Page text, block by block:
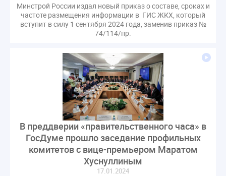
Минстрой России издал новый приказ о составе, сроках и
частоте размещения информации в ГИС ЖКХ, который
вступит в силу 1 сентября 2024 года, заменив приказ №
74/114/пр.
В преддверии «правительственного часа» в
ГосДуме прошло заседание профильных
комитетов с вице-премьером Маратом
Хуснуллиным
17.01.2024